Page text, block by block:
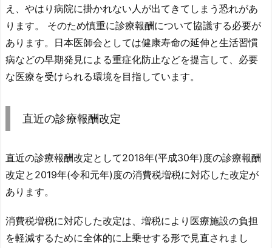
え、やはり病院に掛かれない人が出てきてしまう恐れがあ
ります。 そのため慎重に診療報酬について協議する必要が
あります。日本医師会としては健康寿命の延伸と生活習慣
病などの早期発見による重症化防止などを提言して、必要
な医療を受けられる環境を目指しています。
直近の診療報酬改定
直近の診療報酬改定として2018年(平成30年)度の診療報酬
改定と2019年(令和元年)度の消費税増税に対応した改定が
あります。
消費税増税に対応した改定は、増税により医療施設の負担
を軽減するために全体的に上乗せする形で見直されまし